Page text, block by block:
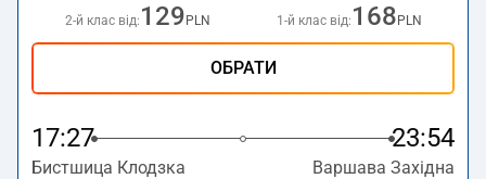
2-й клас від: 129 PLN 1-й клас від: 168 PLN
ОБРАТИ
17:27 23:54
Бистшица Клодзка Варшава Західна